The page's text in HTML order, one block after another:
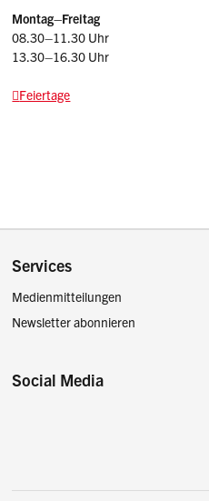
Montag–Freitag
08.30–11.30 Uhr
13.30–16.30 Uhr
Feiertage
Footer
Services
Medienmitteilungen
Newsletter abonnieren
Social Media